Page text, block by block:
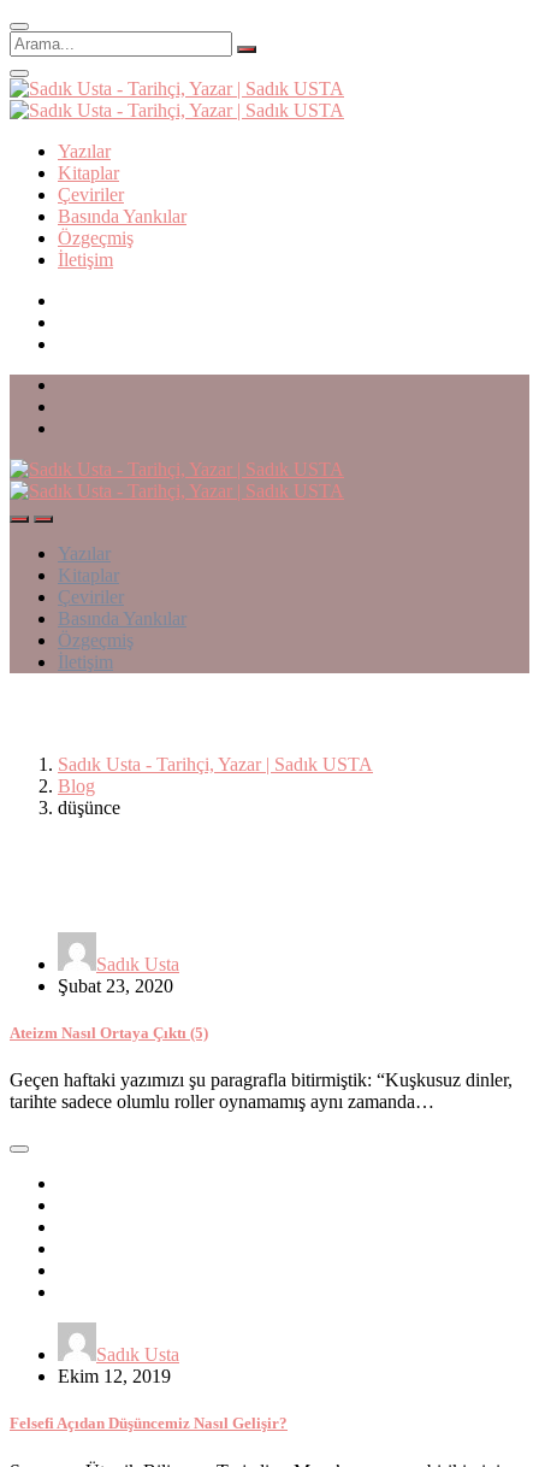
Yazılar
Kitaplar
Çeviriler
Basında Yankılar
Özgeçmiş
İletişim
Yazılar
Kitaplar
Çeviriler
Basında Yankılar
Özgeçmiş
İletişim
Sadık Usta - Tarihçi, Yazar | Sadık USTA
Blog
düşünce
Sadık Usta
Şubat 23, 2020
Ateizm Nasıl Ortaya Çıktı (5)
Geçen haftaki yazımızı şu paragrafla bitirmiştik: “Kuşkusuz dinler,
tarihte sadece olumlu roller oynamamış aynı zamanda…
Sadık Usta
Ekim 12, 2019
Felsefi Açıdan Düşüncemiz Nasıl Gelişir?